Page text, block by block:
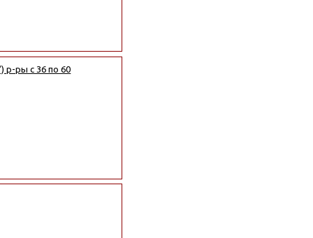
р-ры с 36 по 60